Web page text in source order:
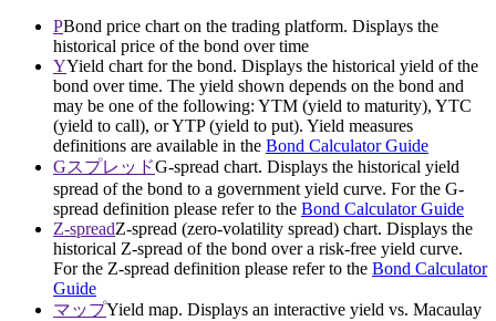
PBond price chart on the trading platform. Displays the
historical price of the bond over time
YYield chart for the bond. Displays the historical yield of the
bond over time. The yield shown depends on the bond and
may be one of the following: YTM (yield to maturity), YTC
(yield to call), or YTP (yield to put). Yield measures
definitions are available in the Bond Calculator Guide
GスプレッドG-spread chart. Displays the historical yield
spread of the bond to a government yield curve. For the G-
spread definition please refer to the Bond Calculator Guide
Z-spreadZ-spread (zero-volatility spread) chart. Displays the
historical Z-spread of the bond over a risk-free yield curve.
For the Z-spread definition please refer to the Bond Calculator
Guide
マップYield map. Displays an interactive yield vs. Macaulay